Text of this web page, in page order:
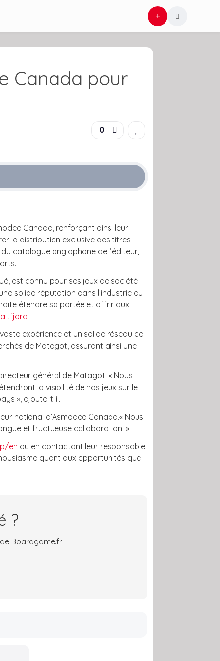
Canada pour
0
Canada, renforçant ainsi leur
la distribution exclusive des titres
catalogue anglophone de l’éditeur,
est connu pour ses jeux de société
solide réputation dans l’industrie du
étendre sa portée et offrir aux
.
expérience et un solide réseau de
de Matagot, assurant ainsi une
général de Matagot. « Nous
la visibilité de nos jeux sur le
», ajoute-t-il.
national d’Asmodee Canada.« Nous
et fructueuse collaboration. »
en ou en contactant leur responsable
quant aux opportunités que
?
Boardgame.fr.